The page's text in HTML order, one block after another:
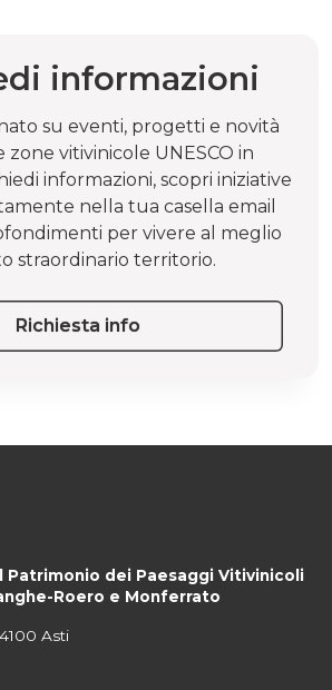
informazioni
su eventi, progetti e novità
zone vitivinicole UNESCO in
informazioni, scopri iniziative
nella tua casella email
per vivere al meglio
straordinario territorio.
Richiesta info
Patrimonio dei Paesaggi Vitivinicoli
Roero e Monferrato
Asti